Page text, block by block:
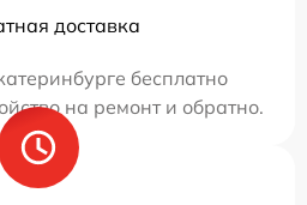
доставка
бесплатно
на ремонт и обратно.